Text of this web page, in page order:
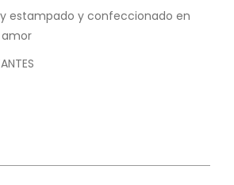
estampado y confeccionado en